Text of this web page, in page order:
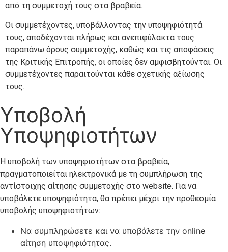
από τη συμμετοχή τους στα βραβεία.
Οι συμμετέχοντες, υποβάλλοντας την υποψηφιότητά
τους, αποδέχονται πλήρως και ανεπιφύλακτα τους
παραπάνω όρους συμμετοχής, καθώς και τις αποφάσεις
της Κριτικής Επιτροπής, οι οποίες δεν αμφισβητούνται. Οι
συμμετέχοντες παραιτούνται κάθε σχετικής αξίωσης
τους.
Υποβολή
Υποψηφιοτήτων
Η υποβολή των υποψηφιοτήτων στα βραβεία,
πραγματοποιείται ηλεκτρονικά με τη συμπλήρωση της
αντίστοιχης αίτησης συμμετοχής στο website. Για να
υποβάλετε υποψηφιότητα, θα πρέπει μέχρι την προθεσμία
υποβολής υποψηφιοτήτων:
Να συμπληρώσετε και να υποβάλετε την online
αίτηση υποψηφιότητας.